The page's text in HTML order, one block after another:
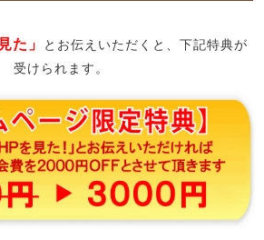
た」
とお伝えいただくと、下記特典が
受けられます。